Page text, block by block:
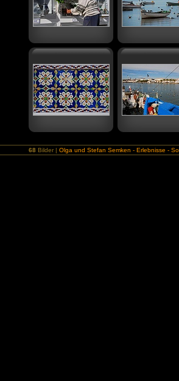
68Bilder | Olga und Stefan Semken - Erlebnisse -